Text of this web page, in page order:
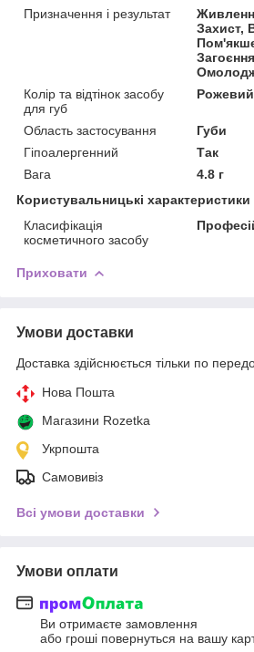
Призначення і результат
Захист,
Колір та відтінок засобу
для губ
Рожевий
Область застосування
Губи
Гіпоалергенний
Так
Вага
4.8 г
Користувальницькі характеристики
Класифікація
косметичного засобу
Приховати
Умови доставки
Доставка здійснюється тільки по
Нова Пошта
Магазини Rozetka
Укрпошта
Самовивіз
Всі умови доставки
Умови оплати
Ви отримаєте замовлення
або гроші повернуться на вашу